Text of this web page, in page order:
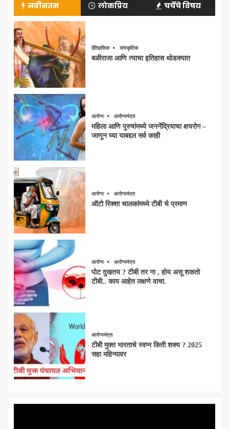
नवीनतम लोकप्रिय चर्चेचे विषय
ऐतिहासिक सांस्कृतिक
बळीराजा आणि त्याचा इतिहास थोडक्यात
आरोग्य आरोग्यमंत्रा
महिला आणि पुरुषांमध्ये जननेंद्रियाचा क्षयरोग –
जाणून घ्या याबद्दल सर्व काही
आरोग्य आरोग्यमंत्रा
ऑटो रिक्शा चालकांमध्ये टीबी चे प्रमाण
आरोग्य आरोग्यमंत्रा
पोट दुखतय ? टीबी तर ना , होय असू शकतो
टीबी.. काय आहेत लक्षणे वाचा.
आरोग्यमंत्रा
टीबी मुक्त भारताचे स्वप्न किती शक्य ? 2025
सहा महिन्यावर